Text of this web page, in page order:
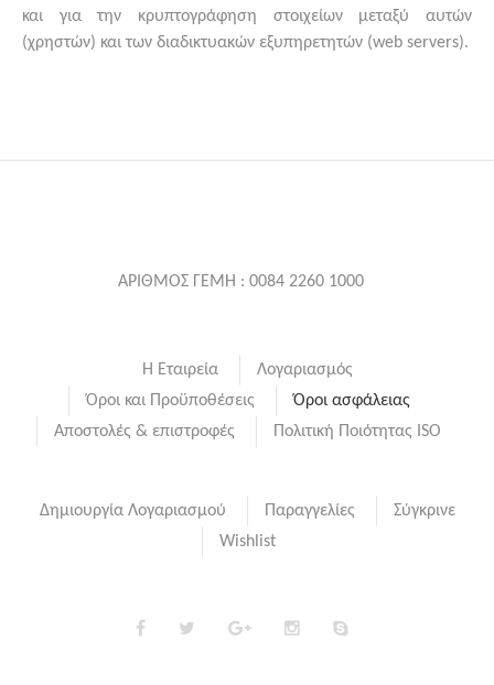
και για την κρυπτογράφηση στοιχείων μεταξύ αυτών
(χρηστών) και των διαδικτυακών εξυπηρετητών (web servers).
ΑΡΙΘΜΟΣ ΓΕΜΗ : 0084 2260 1000
Η Εταιρεία
Λογαριασμός
Όροι και Προϋποθέσεις
Όροι ασφάλειας
Αποστολές & επιστροφές
Πολιτική Ποιότητας ISO
Δημιουργία Λογαριασμού Παραγγελίες
Σύγκρινε
Wishlist